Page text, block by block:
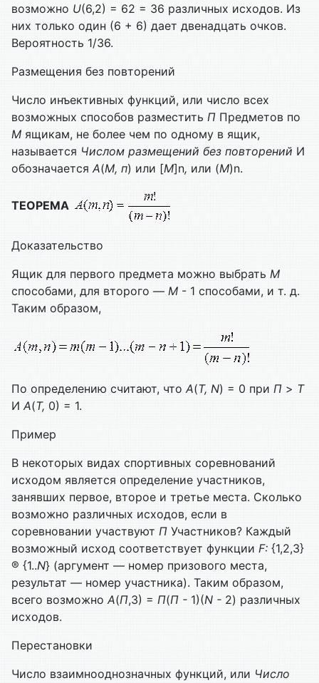
возможно U(6,2) = 62 = 36 различных исходов. Из
них только один (6 + 6) дает двенадцать очков.
Вероятность 1/36.
Размещения без повторений
Число инъективных функций, или число всех
возможных способов разместить П Предметов по
M ящикам, не более чем по одному в ящик,
называется Числом размещений без повторений И
обозначаетсяА(M, п) или [M]n, или (M)n.
ТЕОРЕМА
Доказательство
Ящик для первого предмета можно выбрать M
способами, для второго — M - 1 способами, и т. д.
Таким образом,
По определению считают, чтоА(Т, N) = 0 при П > Т
ИА(Т, 0) = 1.
Пример
В некоторых видах спортивных соревнований
исходом является определение участников,
занявших первое, второе и третье места. Сколько
возможно раз­личных исходов, если в
соревновании участвуют П Участников? Каждый
воз­можный исход соответствует функции F: {1,2,3}
® {1..N} (аргумент — номер призового места,
результат — номер участника). Таким образом,
всего возможно А(П,3) = П(П - 1)(N - 2) различных
исходов.
Перестановки
Число взаимнооднозначных функций, или Число